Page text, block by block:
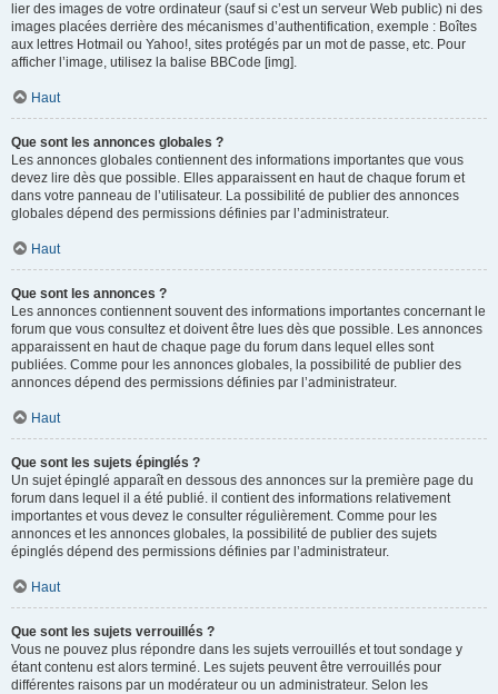
lier des images de votre ordinateur (sauf si c’est un serveur Web public) ni des
images placées derrière des mécanismes d’authentification, exemple : Boîtes
aux lettres Hotmail ou Yahoo!, sites protégés par un mot de passe, etc. Pour
afficher l’image, utilisez la balise BBCode [img].
Haut
Que sont les annonces globales ?
Les annonces globales contiennent des informations importantes que vous
devez lire dès que possible. Elles apparaissent en haut de chaque forum et
dans votre panneau de l’utilisateur. La possibilité de publier des annonces
globales dépend des permissions définies par l’administrateur.
Haut
Que sont les annonces ?
Les annonces contiennent souvent des informations importantes concernant le
forum que vous consultez et doivent être lues dès que possible. Les annonces
apparaissent en haut de chaque page du forum dans lequel elles sont
publiées. Comme pour les annonces globales, la possibilité de publier des
annonces dépend des permissions définies par l’administrateur.
Haut
Que sont les sujets épinglés ?
Un sujet épinglé apparaît en dessous des annonces sur la première page du
forum dans lequel il a été publié. il contient des informations relativement
importantes et vous devez le consulter régulièrement. Comme pour les
annonces et les annonces globales, la possibilité de publier des sujets
épinglés dépend des permissions définies par l’administrateur.
Haut
Que sont les sujets verrouillés ?
Vous ne pouvez plus répondre dans les sujets verrouillés et tout sondage y
étant contenu est alors terminé. Les sujets peuvent être verrouillés pour
différentes raisons par un modérateur ou un administrateur. Selon les